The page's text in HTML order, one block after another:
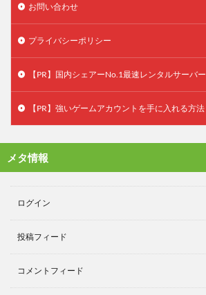
お問い合わせ
プライバシーポリシー
【PR】国内シェアーNo.1最速レンタルサーバー
【PR】強いゲームアカウントを手に入れる方法
メタ情報
ログイン
投稿フィード
コメントフィード